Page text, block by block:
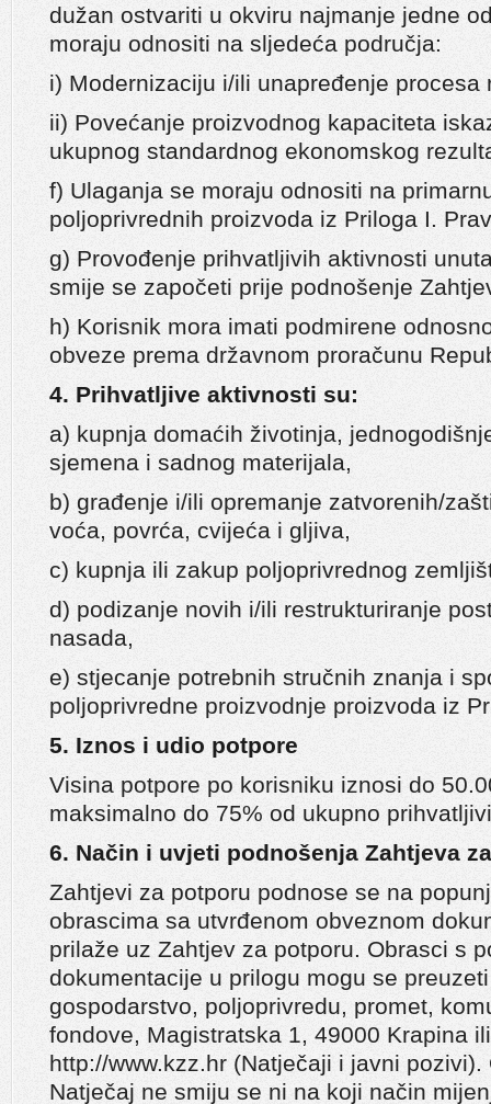
dužan ostvariti u okviru najmanje jedne
moraju odnositi na sljedeća područja:
i) Modernizaciju i/ili unapređenje procesa
ii) Povećanje proizvodnog kapaciteta
ukupnog standardnog ekonomskog
f) Ulaganja se moraju odnositi na
poljoprivrednih proizvoda iz Priloga I.
g) Provođenje prihvatljivih aktivnosti
smije se započeti prije podnošenje
h) Korisnik mora imati podmirene
obveze prema državnom proračunu
4. Prihvatljive aktivnosti su:
a) kupnja domaćih životinja,
sjemena i sadnog materijala,
b) građenje i/ili opremanje zatvorenih/
voća, povrća, cvijeća i gljiva,
c) kupnja ili zakup poljoprivrednog
d) podizanje novih i/ili restrukturiranje
nasada,
e) stjecanje potrebnih stručnih znanja i
poljoprivredne proizvodnje proizvoda iz
5. Iznos i udio potpore
Visina potpore po korisniku iznosi do
maksimalno do 75% od ukupno
6. Način i uvjeti podnošenja Zahtjeva
Zahtjevi za potporu podnose se na
obrascima sa utvrđenom obveznom
prilaže uz Zahtjev za potporu. Obrasci s
dokumentacije u prilogu mogu se
gospodarstvo, poljoprivredu, promet,
fondove, Magistratska 1, 49000 Krapina
http://www.kzz.hr (Natječaji i javni
Natječaj ne smiju se ni na koji način